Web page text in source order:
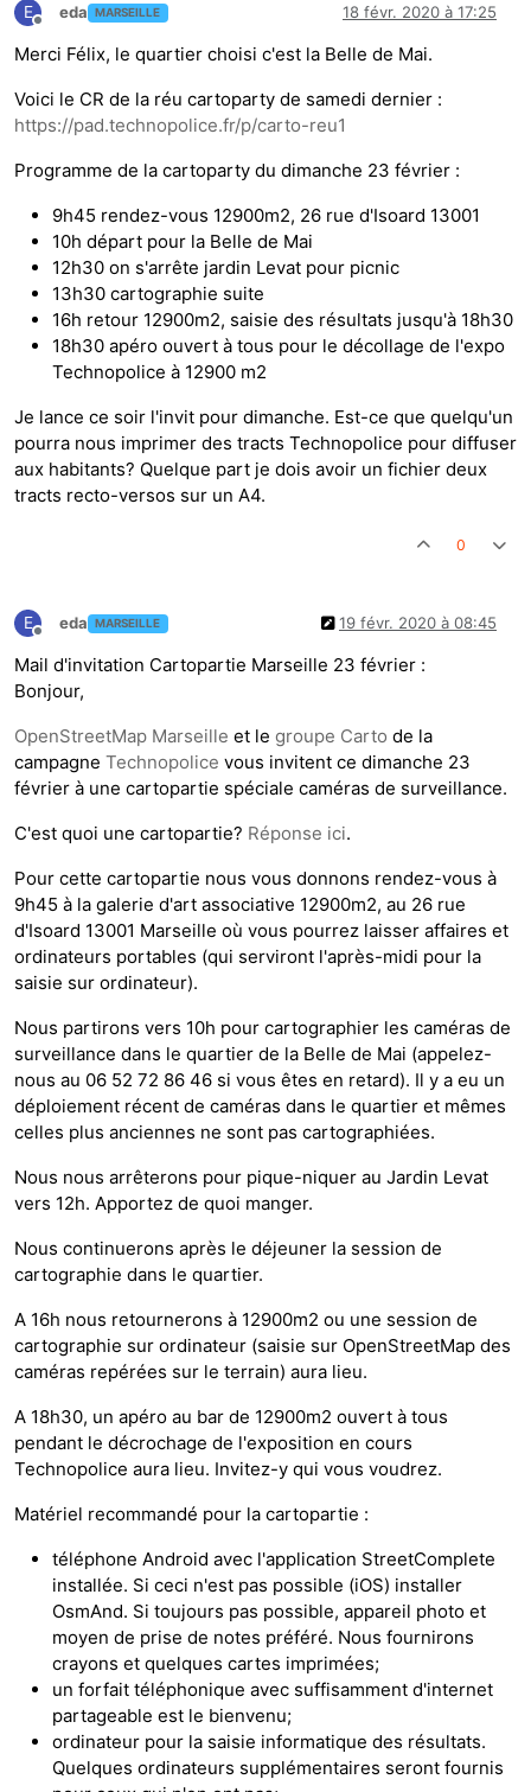
E
Hors-ligne
eda MARSEILLE 18 févr. 2020 à 17:25
Merci Félix, le quartier choisi c'est la Belle de Mai.
Voici le CR de la réu cartoparty de samedi dernier :
https://pad.technopolice.fr/p/carto-reu1
Programme de la cartoparty du dimanche 23 février :
9h45 rendez-vous 12900m2, 26 rue d'Isoard 13001
10h départ pour la Belle de Mai
12h30 on s'arrête jardin Levat pour picnic
13h30 cartographie suite
16h retour 12900m2, saisie des résultats jusqu'à 18h30
18h30 apéro ouvert à tous pour le décollage de l'expo
Technopolice à 12900 m2
Je lance ce soir l'invit pour dimanche. Est-ce que quelqu'un
pourra nous imprimer des tracts Technopolice pour diffuser
aux habitants? Quelque part je dois avoir un fichier deux
tracts recto-versos sur un A4.
0
E
Hors-ligne
eda MARSEILLE 19 févr. 2020 à 08:45
Mail d'invitation Cartopartie Marseille 23 février :
Bonjour,
OpenStreetMap Marseille et le groupe Carto de la
campagne Technopolice vous invitent ce dimanche 23
février à une cartopartie spéciale caméras de surveillance.
C'est quoi une cartopartie? Réponse ici.
Pour cette cartopartie nous vous donnons rendez-vous à
9h45 à la galerie d'art associative 12900m2, au 26 rue
d'Isoard 13001 Marseille où vous pourrez laisser affaires et
ordinateurs portables (qui serviront l'après-midi pour la
saisie sur ordinateur).
Nous partirons vers 10h pour cartographier les caméras de
surveillance dans le quartier de la Belle de Mai (appelez-
nous au 06 52 72 86 46 si vous êtes en retard). Il y a eu un
déploiement récent de caméras dans le quartier et mêmes
celles plus anciennes ne sont pas cartographiées.
Nous nous arrêterons pour pique-niquer au Jardin Levat
vers 12h. Apportez de quoi manger.
Nous continuerons après le déjeuner la session de
cartographie dans le quartier.
A 16h nous retournerons à 12900m2 ou une session de
cartographie sur ordinateur (saisie sur OpenStreetMap des
caméras repérées sur le terrain) aura lieu.
A 18h30, un apéro au bar de 12900m2 ouvert à tous
pendant le décrochage de l'exposition en cours
Technopolice aura lieu. Invitez-y qui vous voudrez.
Matériel recommandé pour la cartopartie :
téléphone Android avec l'application StreetComplete
installée. Si ceci n'est pas possible (iOS) installer
OsmAnd. Si toujours pas possible, appareil photo et
moyen de prise de notes préféré. Nous fournirons
crayons et quelques cartes imprimées;
un forfait téléphonique avec suffisamment d'internet
partageable est le bienvenu;
ordinateur pour la saisie informatique des résultats.
Quelques ordinateurs supplémentaires seront fournis